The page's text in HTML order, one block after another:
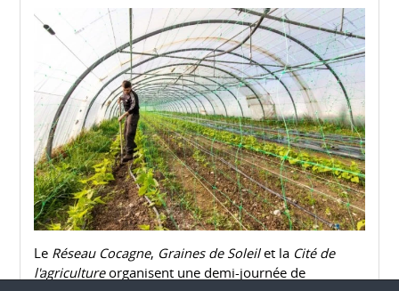
Le Réseau Cocagne, Graines de Soleilet la Cité de
l'agricultureorganisent une demi-journée de